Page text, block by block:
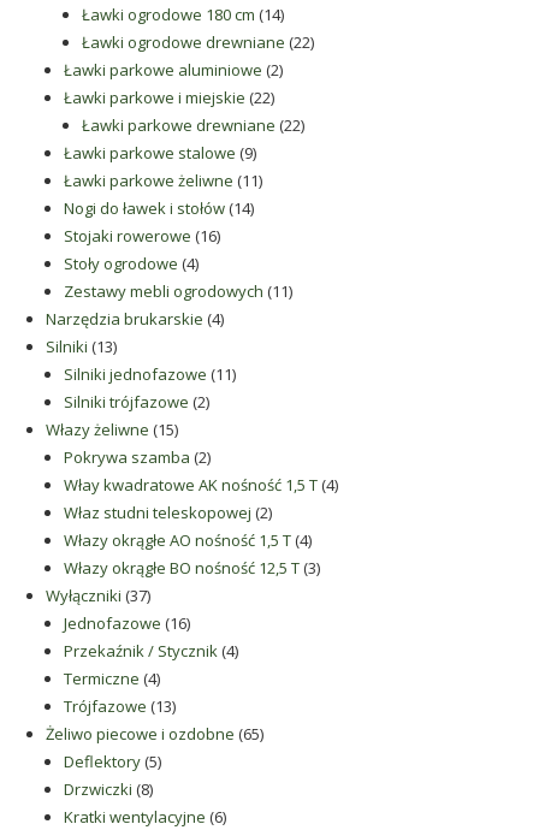
produktów
Ławki ogrodowe 180 cm 1414
produktów
Ławki ogrodowe drewniane 2222
Ławki parkowe aluminiowe 22
Ławki parkowe i miejskie 2222
produkty
Ławki parkowe drewniane 2222
Ławki parkowe stalowe 99
produktów
Ławki parkowe żeliwne 1111
Nogi do ławek i stołów 1414
Stojaki rowerowe 1616
Stoły ogrodowe 44
produkty
Zestawy mebli ogrodowych 1111
Narzędzia brukarskie 44
Silniki 1313
produktów
Silniki jednofazowe 1111
Silniki trójfazowe 22
Włazy żeliwne 1515
produktów
Pokrywa szamba 22
produkty
Włay kwadratowe AK nośność 1,5 T 44
Właz studni teleskopowej 22
produkty
Włazy okrągłe AO nośność 1,5 T 44
produkty
Włazy okrągłe BO nośność 12,5 T 33
Wyłączniki 3737
produktów
Jednofazowe 1616
produktów
Przekaźnik / Stycznik 44
Termiczne 44
produkty
Trójfazowe 1313
produktów
Żeliwo piecowe i ozdobne 6565
Deflektory 55
Drzwiczki 88
produktów
Kratki wentylacyjne 66